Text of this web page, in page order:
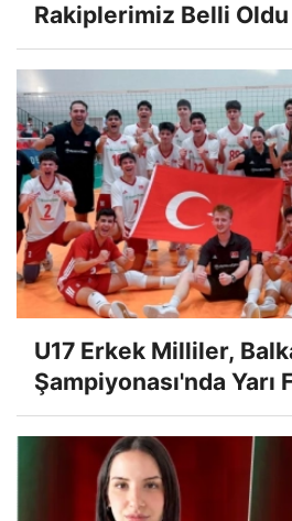
Rakiplerimiz Belli Oldu
U17 Erkek Milliler,
Şampiyonası'nda Yarı